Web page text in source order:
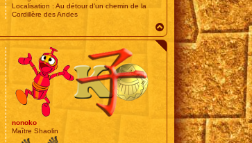
Localisation : Au détour d'un chemin de la
Cordillère des Andes
a
u
nonoko
Maître Shaolin